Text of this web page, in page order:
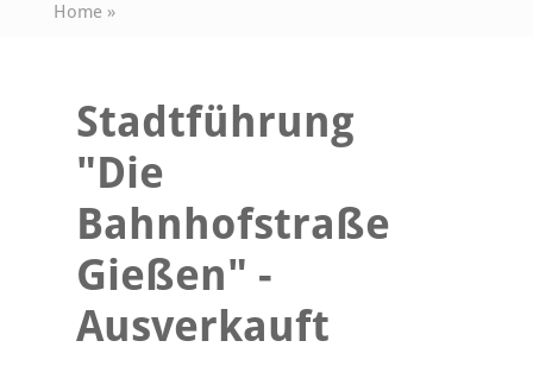
Home»
Stadtführung
"Die
Bahnhofstraße
Gießen" -
Ausverkauft